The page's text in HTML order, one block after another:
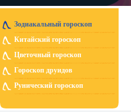
Зодиакальный гороскоп
Китайский гороскоп
Цветочный гороскоп
Гороскоп друидов
Рунический гороскоп